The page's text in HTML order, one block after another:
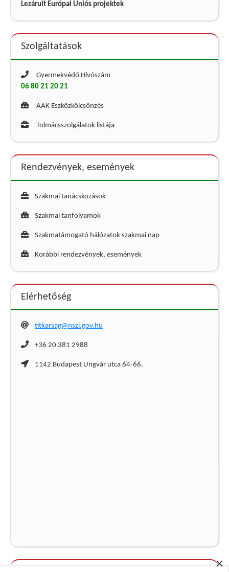
×
Lezárult Európai Uniós projektek
Szolgáltatások
Gyermekvédő Hívószám
06 80 21 20 21
AAK Eszközkölcsönzés
Tolmácsszolgálatok listája
Rendezvények, események
Szakmai tanácskozások
Szakmai tanfolyamok
Szakmatámogató hálózatok szakmai nap
Korábbi rendezvények, események
Elérhetőség
titkarsag@nszi.gov.hu
+36 20 381 2988
1142 Budapest Ungvár utca 64-66.